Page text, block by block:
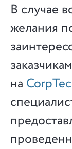
В случае
желания
на